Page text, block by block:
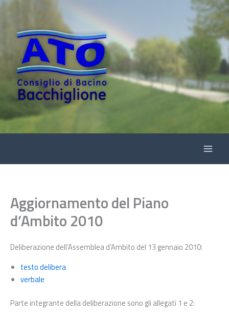
Vai
contenuto
Aggiornamento del Piano
d’Ambito 2010
Deliberazione dell’Assemblea d’Ambito del 13 gennaio 2010:
testo delibera
verbale
Parte integrante della deliberazione sono gli allegati 1 e 2: